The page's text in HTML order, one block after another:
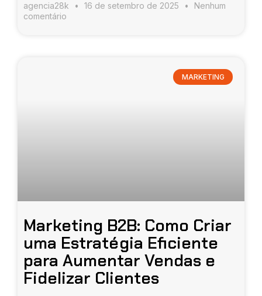
agencia28k 16 de setembro de 2025
Nenhum
comentário
MARKETING
Marketing B2B: Como Criar
uma Estratégia Eficiente
para Aumentar Vendas e
Fidelizar Clientes